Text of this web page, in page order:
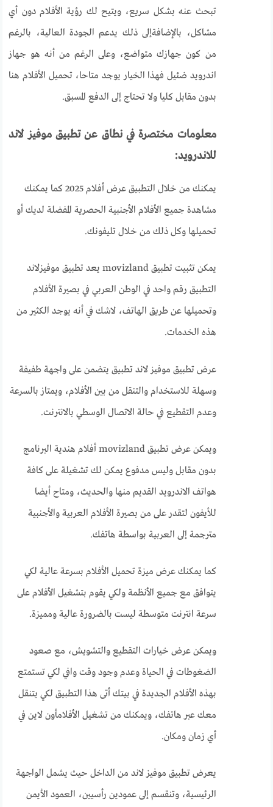
تبحث عنه بشكل سريع، ويتيح لك رؤية الأفلام دون أي
مشاكل، بالإضافةإلى ذلك يدعم الجودة العالية، بالرغم
من كون جهازك متواضع، وعلى الرغم من أنه هو جهاز
اندرويد ضئيل فهذا الخيار يوجد متاحا، تحميل الأفلام هنا
بدون مقابل كليا ولا تحتاج إلى الدفع المسبق.
معلومات مختصرة في نطاق عن تطبيق موفيز لاند
للاندرويد:
يمكنك من خلال التطبيق عرض أفلام 2025 كما يمكنك
مشاهدة جميع الأفلام الأجنبية الحصرية المفضلة لديك أو
تحميلها وكل ذلك من خلال تليفونك.
يمكن تثبيت تطبيق movizland يعد تطبيق موفيزلاند
التطبيق رقم واحد في الوطن العربي في بصيرة الأفلام
وتحميلها عن طريق الهاتف، لاشك في أنه يوجد الكثير من
هذه الخدمات.
عرض تطبيق موفيز لاند تطبيق يتضمن على واجهة طفيفة
وسهلة للاستخدام والتنقل من بين الأفلام، ويمتاز بالسرعة
وعدم التقطيع في حالة الاتصال الوسطي بالانترنت.
ويمكن عرض تطبيق movizland أفلام هندية البرنامج
بدون مقابل وليس مدفوع يمكن لك تشغيلة على كافة
هواتف الاندرويد القديم منها والحديث، ومتاح أيضا
للأيفون لتقدر على من بصيرة الأفلام العربية والأجنبية
مترجمة إلى العربية بواسطة هاتفك.
كما يمكنك عرض ميزة تحميل الأفلام بسرعة عالية لكي
يتوافق مع جميع الأنظمة ولكي يقوم بتشغيل الأفلام على
سرعة انترنت متوسطة ليست بالضرورة عالية ومميزة.
ويمكن عرض خيارات التقطيع والتشويش، مع صعود
الضغوطات في الحياة وعدم وجود وقت وافي لكي تستمتع
بهذه الأفلام الجديدة في بيتك أتى هذا التطبيق لكي يتنقل
معك عبر هاتفك، ويمكنك من تشغيل الأفلامأون لاين في
أي زمان ومكان.
يعرض تطبيق موفيز لاند من الداخل حيث يشمل الواجهة
الرئيسية، وتنقسم إلى عمودين رأسيين، العمود الأيمن